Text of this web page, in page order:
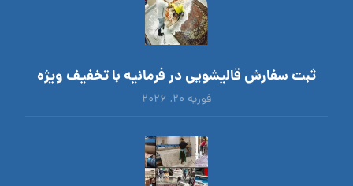
ثبت سفارش قالیشویی در فرمانیه با تخفیف ویژه
فوریه ۲۰, ۲۰۲۶